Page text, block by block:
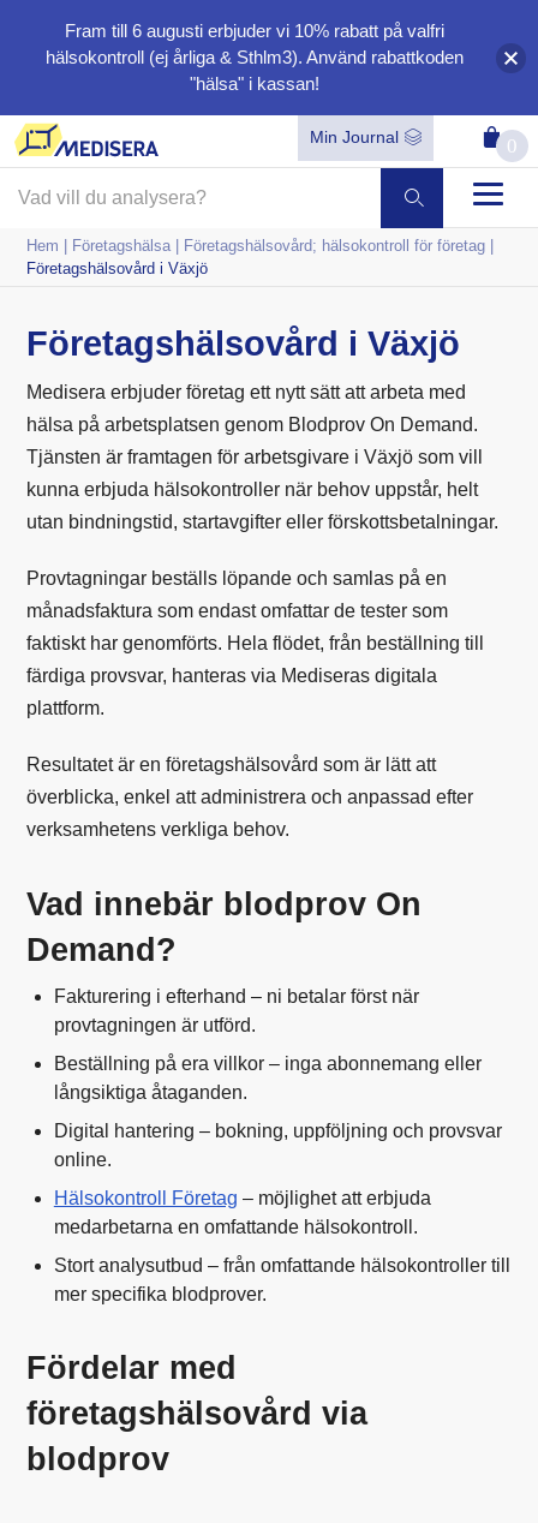
Min Journal 0
Hem | Företagshälsa | Företagshälsovård; hälsokontroll för företag |
Företagshälsovård i Växjö
Företagshälsovård i Växjö
Medisera erbjuder företag ett nytt sätt att arbeta med
hälsa på arbetsplatsen genom Blodprov On Demand.
Tjänsten är framtagen för arbetsgivare i Växjö som vill
kunna erbjuda hälsokontroller när behov uppstår, helt
utan bindningstid, startavgifter eller förskottsbetalningar.
Provtagningar beställs löpande och samlas på en
månadsfaktura som endast omfattar de tester som
faktiskt har genomförts. Hela flödet, från beställning till
färdiga provsvar, hanteras via Mediseras digitala
plattform.
Resultatet är en företagshälsovård som är lätt att
överblicka, enkel att administrera och anpassad efter
verksamhetens verkliga behov.
Vad innebär blodprov On
Demand?
Fakturering i efterhand – ni betalar först när
provtagningen är utförd.
Beställning på era villkor – inga abonnemang eller
långsiktiga åtaganden.
Digital hantering – bokning, uppföljning och provsvar
online.
Hälsokontroll Företag – möjlighet att erbjuda
medarbetarna en omfattande hälsokontroll.
Stort analysutbud – från omfattande hälsokontroller till
mer specifika blodprover.
Fördelar med
företagshälsovård via
blodprov
Fram till 6 augusti erbjuder vi 10%rabatt på valfri
hälsokontroll (ej årliga & Sthlm3). Använd rabattkoden
"hälsa"i kassan!